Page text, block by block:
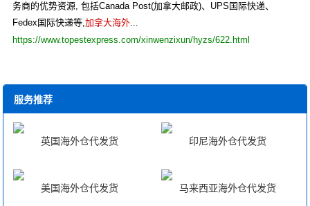
务商的优势资源, 包括Canada Post(加拿大邮政)、UPS国际快递、
Fedex国际快递等,加拿大海外...
https://www.topestexpress.com/xinwenzixun/hyzs/622.html
服务推荐
英国海外仓代发货 印尼海外仓代发货
美国海外仓代发货 马来西亚海外仓代发货